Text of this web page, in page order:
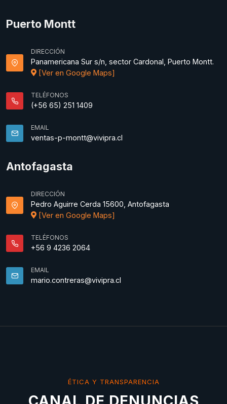
Puerto Montt
DIRECCIÓN
Panamericana Sur s/n, sector Cardonal, Puerto Montt.
[Ver en Google Maps]
TELÉFONOS
(+56 65) 251 1409
EMAIL
ventas-p-montt@vivipra.cl
Antofagasta
DIRECCIÓN
Pedro Aguirre Cerda 15600, Antofagasta
[Ver en Google Maps]
TELÉFONOS
+56 9 4236 2064
EMAIL
mario.contreras@vivipra.cl
ÉTICA Y TRANSPARENCIA